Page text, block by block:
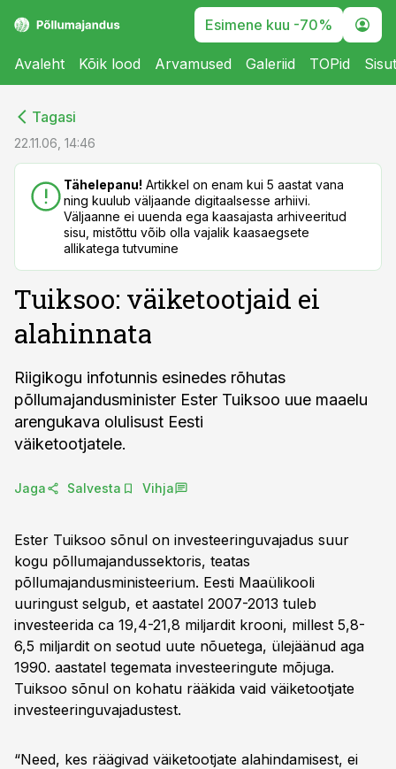
Esimene kuu -70%
Avaleht Kõik lood Arvamused Galeriid TOPid
Tagasi
22.11.06, 14:46
Tähelepanu! Artikkel on enam kui 5 aastat vana
ning kuulub väljaande digitaalsesse arhiivi.
Väljaanne ei uuenda ega kaasajasta arhiveeritud
sisu, mistõttu võib olla vajalik kaasaegsete
allikatega tutvumine
Tuiksoo: väiketootjaid ei
alahinnata
Riigikogu infotunnis esinedes rõhutas
põllumajandusminister Ester Tuiksoo uue maaelu
arengukava olulisust Eesti
väiketootjatele.
Jaga Salvesta Vihja
Ester Tuiksoo sõnul on investeeringuvajadus suur
kogu põllumajandussektoris, teatas
põllumajandusministeerium. Eesti Maaülikooli
uuringust selgub, et aastatel 2007-2013 tuleb
investeerida ca 19,4-21,8 miljardit krooni, millest 5,8-
6,5 miljardit on seotud uute nõuetega, ülejäänud aga
1990. aastatel tegemata investeeringute mõjuga.
Tuiksoo sõnul on kohatu rääkida vaid väiketootjate
investeeringuvajadustest.
“Need, kes räägivad väiketootjate alahindamisest, ei